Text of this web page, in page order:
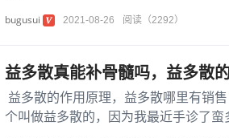
bugusui
2021-08-26 阅读（2292）
益多散真能补骨髓吗，益多散
益多散的作用原理，益多散哪里有销
个叫做益多散的，因为我最近手诊了